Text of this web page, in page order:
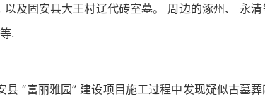
及固安县大王村辽代砖室墓。 周边的涿州、 永
.
县 “富丽雅园” 建设项目施工过程中发现疑似古墓